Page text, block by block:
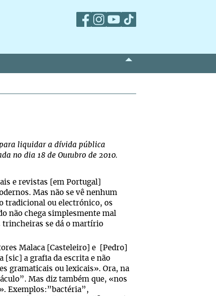
liquidar a dívida pública
no dia 18 de Outubro de 2010.
e revistas [em Portugal]
Mas não se vê nenhum
tradicional ou electrónico, os
não chega simplesmente mal
trincheiras se dá o martírio
Malaca [Casteleiro] e [Pedro]
[sic] a grafia da escrita e não
gramaticais ou lexicais». Ora, na
Mas diz também que, «nos
Exemplos:”bactéria”,